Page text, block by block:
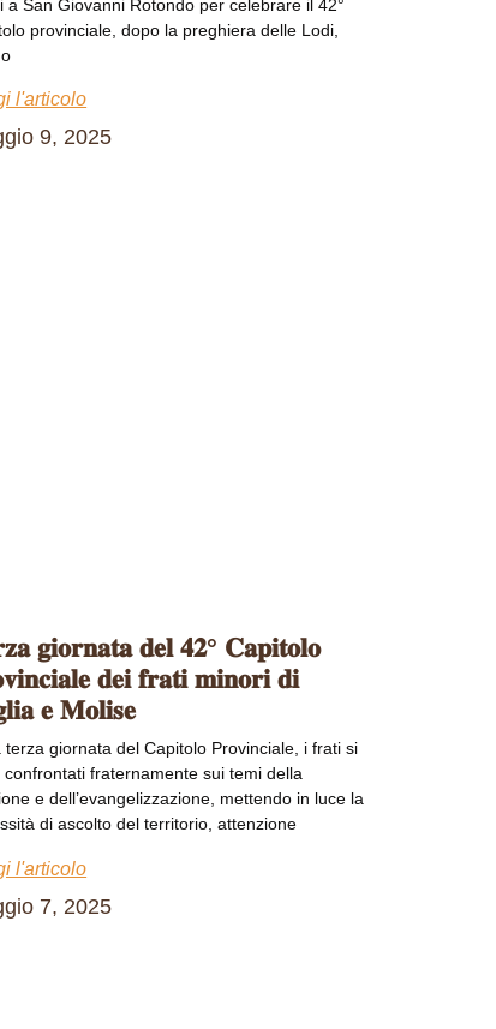
a San Giovanni Rotondo per celebrare il 42°
provinciale, dopo la preghiera delle Lodi,
l'articolo
9, 2025
𝐠𝐢𝐨𝐫𝐧𝐚𝐭𝐚 𝐝𝐞𝐥 𝟒𝟐° 𝐂𝐚𝐩𝐢𝐭𝐨𝐥𝐨
𝐝𝐞𝐢 𝐟𝐫𝐚𝐭𝐢 𝐦𝐢𝐧𝐨𝐫𝐢 𝐝𝐢
𝐞 𝐌𝐨𝐥𝐢𝐬𝐞
terza giornata del Capitolo Provinciale, i frati si
confrontati fraternamente sui temi della
e dell’evangelizzazione, mettendo in luce la
di ascolto del territorio, attenzione
l'articolo
7, 2025